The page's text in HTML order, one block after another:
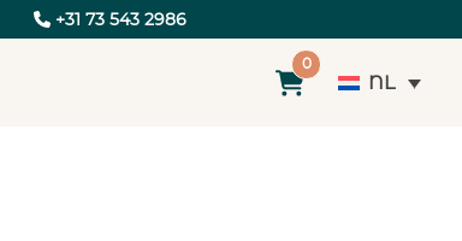
+31 73 543 2986
0
NL